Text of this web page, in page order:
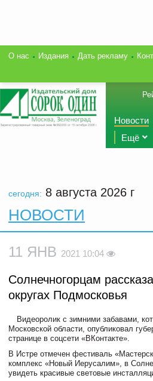
О нас Издания Дать рекламу
Новости
Ещё
сегодня: 8 августа 2026 г
НОВОСТИ
11 ЯНВ 2021 10:04
Солнечногорцам
округах Подмосковья
Видеоролик с зимними забавами,
Московской области, опубликовал
странице в соцсети «ВКонтакте».
В Истре отмечен фестиваль
комплекс «Новый Иерусалим», в
увидеть красивые световые